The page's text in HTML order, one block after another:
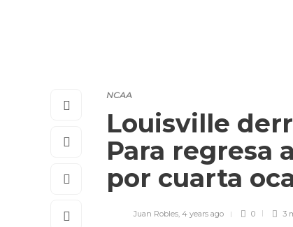
NCAA
Louisville
Para regresa
por cuarta
Juan Robles, 4 years ago 0 3